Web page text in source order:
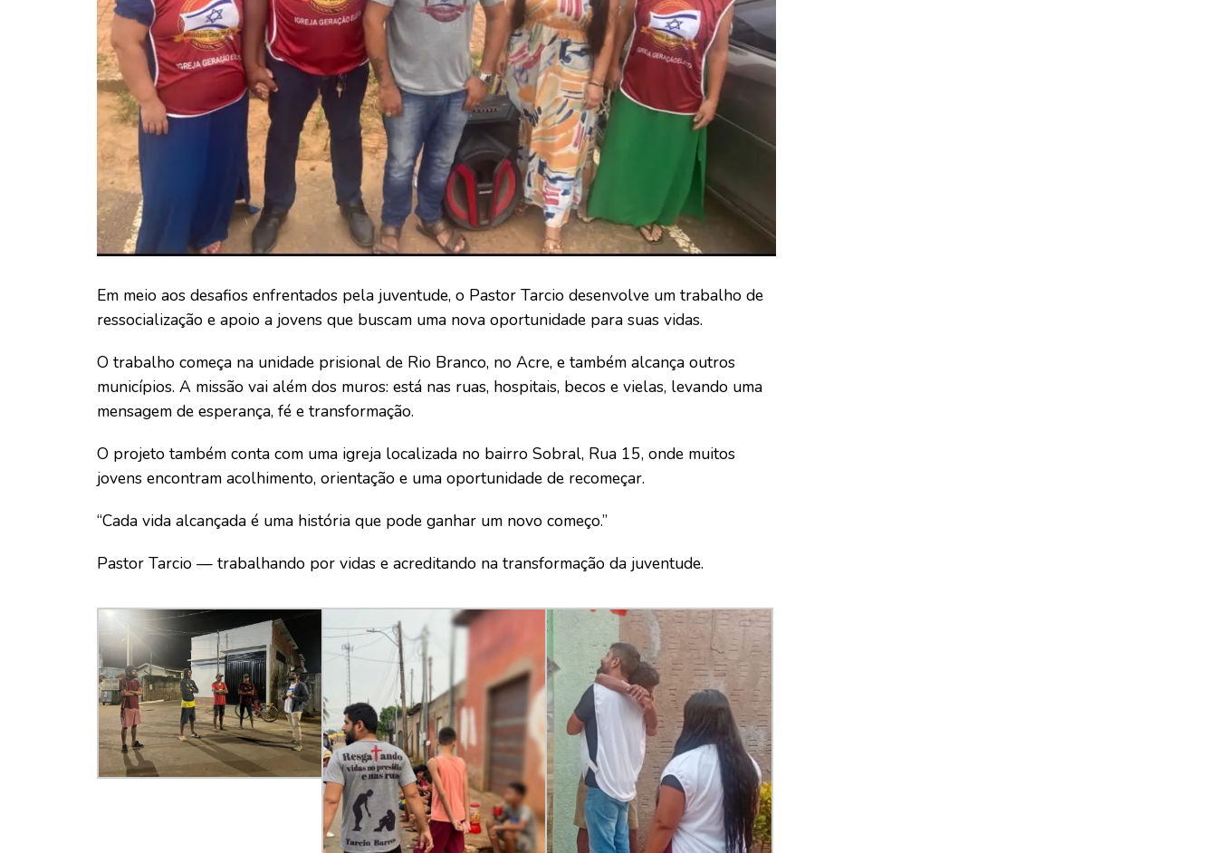
Em meio aos desafios enfrentados pela juventude, o Pastor Tarcio desenvolve um trabalho de
ressocialização e apoio a jovens que buscam uma nova oportunidade para suas vidas.
O trabalho começa na unidade prisional de Rio Branco, no Acre, e também alcança outros
municípios. A missão vai além dos muros: está nas ruas, hospitais, becos e vielas, levando uma
mensagem de esperança, fé e transformação.
O projeto também conta com uma igreja localizada no bairro Sobral, Rua 15, onde muitos
jovens encontram acolhimento, orientação e uma oportunidade de recomeçar.
“Cada vida alcançada é uma história que pode ganhar um novo começo.”
Pastor Tarcio — trabalhando por vidas e acreditando na transformação da juventude.